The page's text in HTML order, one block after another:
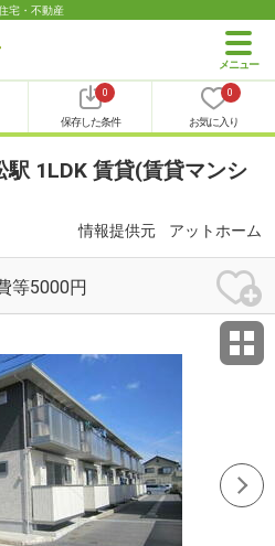
宅・不動産
0
保存した条件
0
お気に入り
1LDK 賃貸(賃貸マンシ
情報提供元 アットホーム
等5000円